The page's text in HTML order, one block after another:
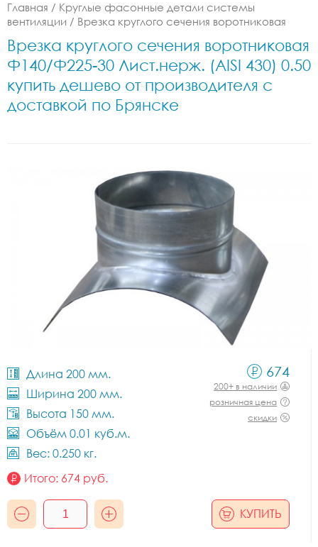
Главная / Круглые фасонные детали системы
вентиляции / Врезка круглого сечения воротниковая
Врезка круглого сечения воротниковая
Ф140/Ф225-30 Лист.нерж. (AISI 430) 0.50
купить дешево от производителя с
доставкой по Брянске
Длина 200 мм.
Ширина 200 мм.
Высота 150 мм.
Объём 0.01 куб.м.
Вес: 0.250 кг.
674
200+ в наличии
розничная цена
скидки
Итого: 674 руб.
КУПИТЬ